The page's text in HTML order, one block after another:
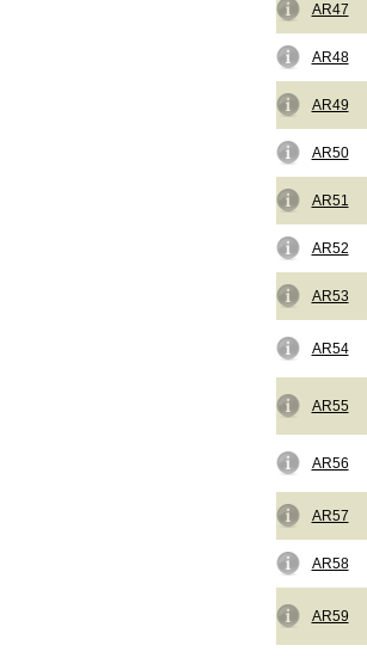
AR47
AR48
AR49
AR50
AR51
AR52
AR53
AR54
AR55
AR56
AR57
AR58
AR59